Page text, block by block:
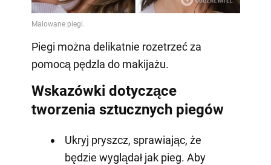
Piegi można delikatnie rozetrzeć za
pomocą pędzla do makijażu.
Wskazówki dotyczące
tworzenia sztucznych piegów
Ukryj pryszcz, sprawiając, że
będzie wyglądał jak pieg. Aby